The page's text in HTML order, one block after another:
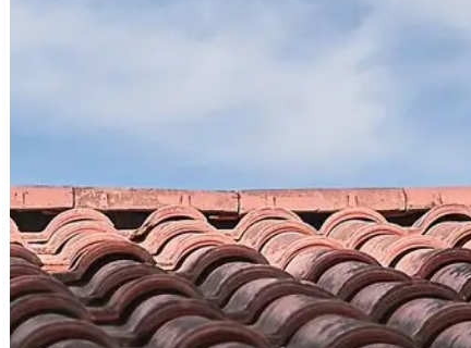
Besoin d’un couvreur en réparation de
tuile à Molitg Les Bains
tuile assure la sécurité de la maison toute entière. Donc, il est